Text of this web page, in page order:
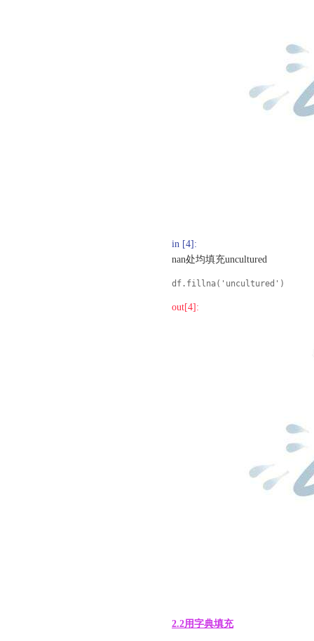
in [4]:
nan处均填充uncultured
df.fillna('uncultured')
out[4]:
2.2用字典填充